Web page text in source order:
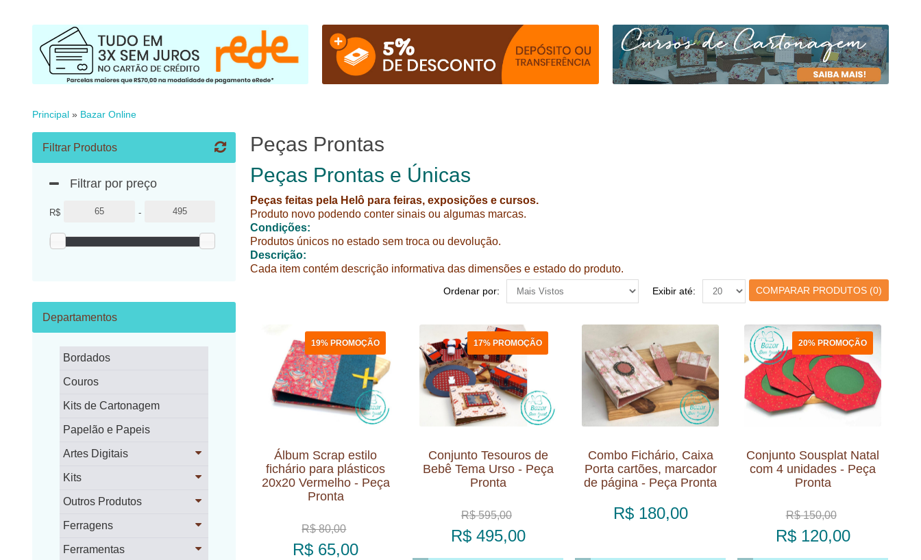
Principal » Bazar Online
Filtrar Produtos
Filtrar por preço
R$ -
Departamentos
Bordados
Couros
Kits de Cartonagem
Papelão e Papeis
Artes Digitais
Kits
Outros Produtos
Ferragens
Ferramentas
Peças Prontas
Peças Prontas e Únicas
Peças feitas pela Helô para feiras, exposições e cursos.
Produto novo podendo conter sinais ou algumas marcas.
Condições:
Produtos únicos no estado sem troca ou devolução.
Descrição:
Cada item contém descrição informativa das dimensões e estado do produto.
Ordenar por: Exibir até: COMPARAR PRODUTOS (0)
19% PROMOÇÃO
Álbum Scrap estilo
fichário para plásticos
20x20 Vermelho - Peça
Pronta
R$ 80,00
R$ 65,00
17% PROMOÇÃO
Conjunto Tesouros de
Bebê Tema Urso - Peça
Pronta
R$ 595,00
R$ 495,00
Combo Fichário, Caixa
Porta cartões, marcador
de página - Peça Pronta
R$ 180,00
20% PROMOÇÃO
Conjunto Sousplat Natal
com 4 unidades - Peça
Pronta
R$ 150,00
R$ 120,00